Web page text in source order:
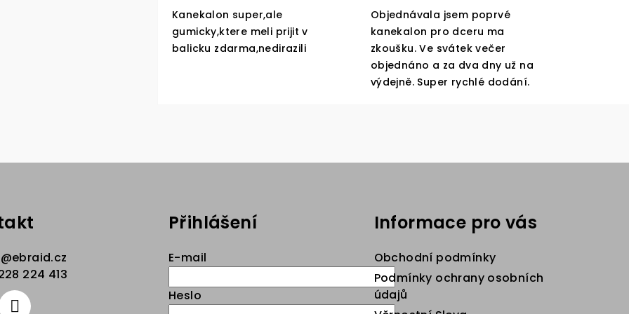
Kanekalon super,ale
gumicky,ktere meli prijit v
balicku zdarma,nedirazili
Objednávala jsem poprvé
kanekalon pro dceru ma
zkoušku. Ve svátek večer
objednáno a za dva dny už na
výdejně. Super rychlé dodání.
@ebraid.cz
224 413
Přihlášení
E-mail
Heslo
Informace pro vás
Obchodní podmínky
Podmínky ochrany osobních
údajů